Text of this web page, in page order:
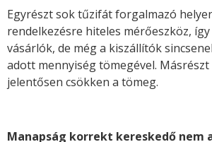
Egyrészt sok tűzifát forgalmazó
rendelkezésre hiteles mérőeszköz,
vásárlók, de még a kiszállítók
adott mennyiség tömegével.
jelentősen csökken a tömeg.
Manapság korrekt kereskedő nem